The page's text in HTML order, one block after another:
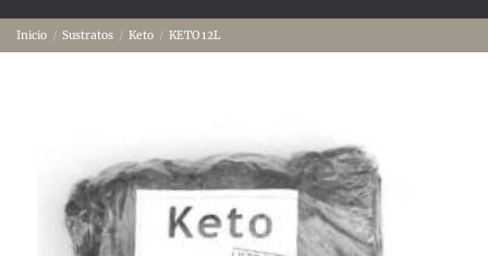
Inicio Sustratos Keto KETO 12L